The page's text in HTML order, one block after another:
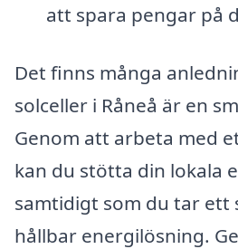
att spara pengar på
Det finns många
solceller i Råneå är en
Genom att arbeta med
kan du stötta din lokala
samtidigt som du tar ett
hållbar energilösning.